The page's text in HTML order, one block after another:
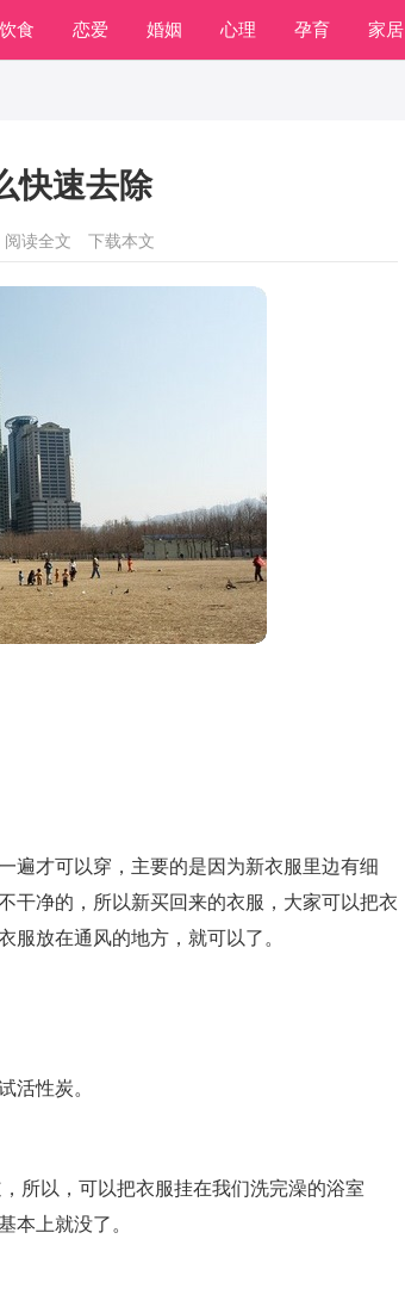
饮食 恋爱 婚姻 心理 孕育 家居
快速去除
阅读全文 下载本文
遍才可以穿，主要的是因为新衣服里边有细
干净的，所以新买回来的衣服，大家可以把衣
服放在通风的地方，就可以了。
活性炭。
所以，可以把衣服挂在我们洗完澡的浴室
本上就没了。